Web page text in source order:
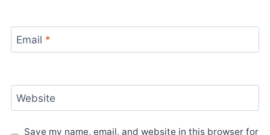
Email *
Website
Save my name, email, and website in this browser for